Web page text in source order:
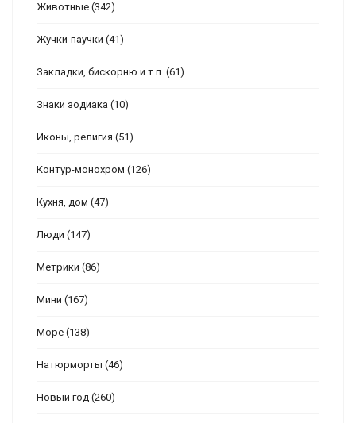
Животные (342)
Жучки-паучки (41)
Закладки, бискорню и т.п. (61)
Знаки зодиака (10)
Иконы, религия (51)
Контур-монохром (126)
Кухня, дом (47)
Люди (147)
Метрики (86)
Мини (167)
Море (138)
Натюрморты (46)
Новый год (260)